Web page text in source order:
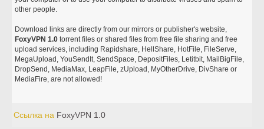
other people.
Download links are directly from our mirrors or publisher's website,
FoxyVPN 1.0 torrent files or shared files from free file sharing and free
upload services, including Rapidshare, HellShare, HotFile, FileServe,
MegaUpload, YouSendIt, SendSpace, DepositFiles, Letitbit, MailBigFile,
DropSend, MediaMax, LeapFile, zUpload, MyOtherDrive, DivShare or
MediaFire, are not allowed!
Ссылка на FoxyVPN 1.0